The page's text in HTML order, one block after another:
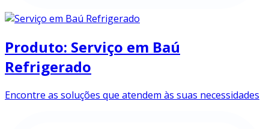
Produto: Serviço em Baú
Refrigerado
Encontre as soluções que atendem às suas necessidades